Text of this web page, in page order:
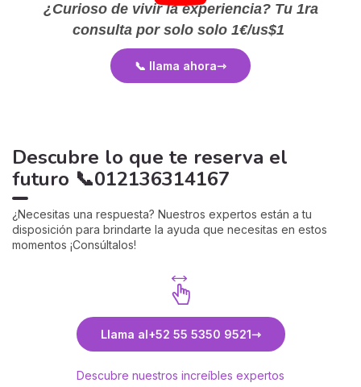
¿Curioso de vivir la experiencia? Tu 1ra
consulta por solo solo 1€/us$1
📞 llama ahora
Descubre lo que te reserva el
futuro 📞012136314167
¿Necesitas una respuesta? Nuestros expertos están a tu
disposición para brindarte la ayuda que necesitas en estos
momentos ¡Consúltalos!
Llama al+52 55 5350 9521
Descubre nuestros increíbles expertos